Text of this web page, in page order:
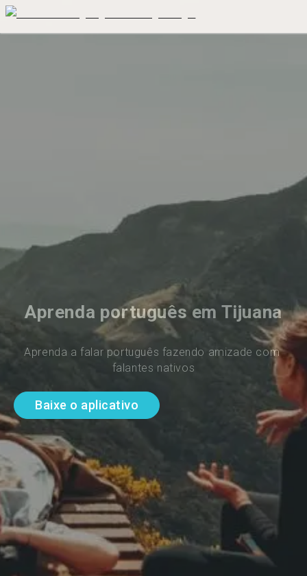
Aprenda português em Tijuana
Aprenda a falar português fazendo amizade com
falantes nativos
Baixe o aplicativo